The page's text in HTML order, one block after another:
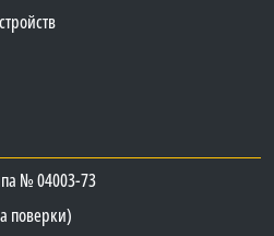
№ 04003-73
поверки)